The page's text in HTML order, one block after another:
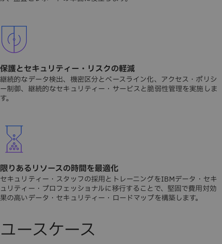
保護とセキュリティー・リスクの軽減
継続的なデータ検出、機密区分とベースライン化、アクセス・ポリシ
ー制御、継続的なセキュリティー・サービスと脆弱性管理を実施しま
す。
限りあるリソースの時間を最適化
セキュリティー・スタッフの採用とトレーニングをIBMデータ・セキ
ュリティー・プロフェッショナルに移行することで、堅固で費用対効
果の高いデータ・セキュリティー・ロードマップを構築します。
ユースケース